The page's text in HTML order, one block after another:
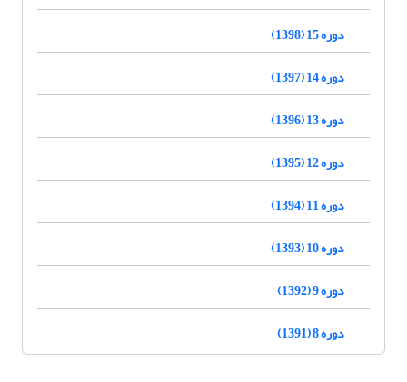
دوره 15 (1398)
دوره 14 (1397)
دوره 13 (1396)
دوره 12 (1395)
دوره 11 (1394)
دوره 10 (1393)
دوره 9 (1392)
دوره 8 (1391)